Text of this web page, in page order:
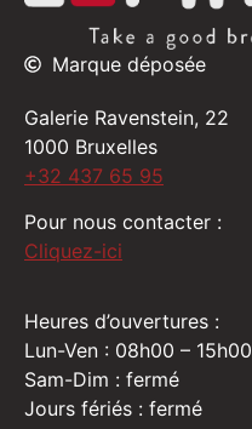
Marque déposée
Galerie Ravenstein, 22
1000 Bruxelles
+32 437 65 95
Pour nous contacter :
Cliquez-ici
Heures d’ouvertures :
Lun-Ven : 08h00 – 15h00
Sam-Dim : fermé
Jours fériés : fermé